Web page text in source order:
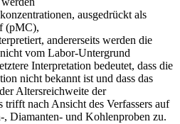
ausgedrückt als
(pMC),
andererseits werden die
vom Labor-Untergrund
Interpretation bedeutet, dass die
nicht bekannt ist und dass das
Altersreichweite der
nach Ansicht des Verfassers auf
Diamanten- und Kohlenproben zu.